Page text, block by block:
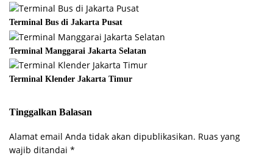
Terminal Bus di Jakarta Pusat
Terminal Manggarai Jakarta Selatan
Terminal Klender Jakarta Timur
Tinggalkan Balasan
Alamat email Anda tidak akan dipublikasikan. Ruas yang
wajib ditandai *